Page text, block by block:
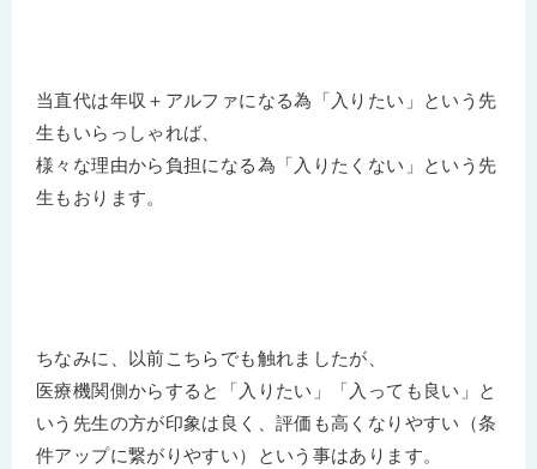
当直代は年収＋アルファになる為「入りたい」という先
生もいらっしゃれば、
様々な理由から負担になる為「入りたくない」という先
生もおります。
ちなみに、以前こちらでも触れましたが、
医療機関側からすると「入りたい」「入っても良い」と
いう先生の方が印象は良く、評価も高くなりやすい（条
件アップに繋がりやすい）という事はあります。